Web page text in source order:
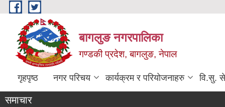
Skip to main content
बागलुङ नगरपालिका
गण्डकी प्रदेश, बागलुङ, नेपाल
गृहपृष्ठ नगर परिचय कार्यक्रम र परियोजनाहरु वि.सु.
समाचार